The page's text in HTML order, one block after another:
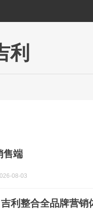
利
售端
08-03
吉利整合全品牌营销